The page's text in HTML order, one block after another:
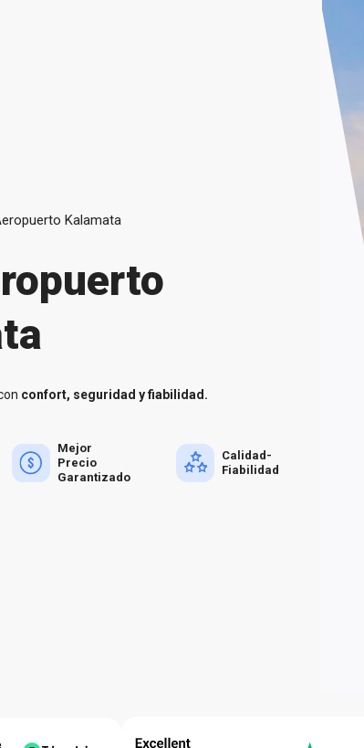
Kalamata
confort, seguridad y fiabilidad.
Mejor
Precio
Garantizado
Calidad-
Fiabilidad